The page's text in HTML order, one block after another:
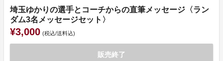
埼玉ゆかりの選手とコーチからの直筆メッセージ〈ラン
ダム3名メッセージセット〉
¥3,000 (税込/送料込)
販売終了